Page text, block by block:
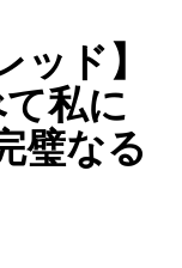
ッド】
私に
璧なる